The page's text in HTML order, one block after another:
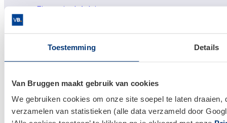
Toestemming Details
Van Bruggen maakt gebruik van cookies
We gebruiken cookies om onze site soepel te laten
verzamelen van statistieken (alle data verzameld door
Makelaardij
Huis kopen
Klantenservice en contact